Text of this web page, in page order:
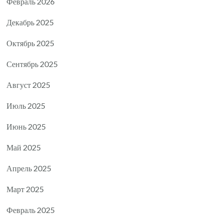
Декабрь 2025
Октябрь 2025
Сентябрь 2025
Август 2025
Июль 2025
Июнь 2025
Май 2025
Апрель 2025
Март 2025
Февраль 2025